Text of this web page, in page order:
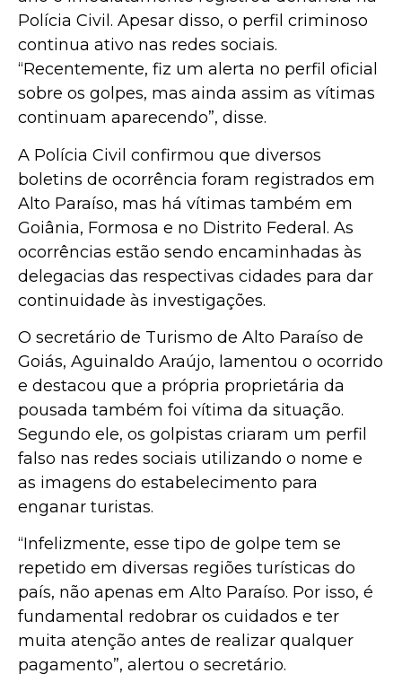
Polícia Civil. Apesar disso, o perfil criminoso
continua ativo nas redes sociais.
“Recentemente, fiz um alerta no perfil oficial
sobre os golpes, mas ainda assim as vítimas
continuam aparecendo”, disse.
A Polícia Civil confirmou que diversos
boletins de ocorrência foram registrados em
Alto Paraíso, mas há vítimas também em
Goiânia, Formosa e no Distrito Federal. As
ocorrências estão sendo encaminhadas às
delegacias das respectivas cidades para dar
continuidade às investigações.
O secretário de Turismo de Alto Paraíso de
Goiás, Aguinaldo Araújo, lamentou o ocorrido
e destacou que a própria proprietária da
pousada também foi vítima da situação.
Segundo ele, os golpistas criaram um perfil
falso nas redes sociais utilizando o nome e
as imagens do estabelecimento para
enganar turistas.
“Infelizmente, esse tipo de golpe tem se
repetido em diversas regiões turísticas do
país, não apenas em Alto Paraíso. Por isso, é
fundamental redobrar os cuidados e ter
muita atenção antes de realizar qualquer
pagamento”, alertou o secretário.